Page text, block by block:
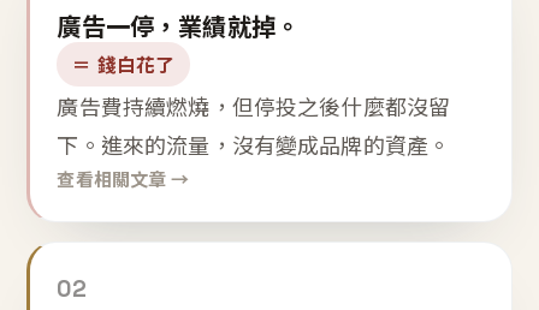
廣告一停，業績就掉。
＝ 錢白花了
廣告費持續燃燒，但停投之後什麼都沒留
下。進來的流量，沒有變成品牌的資產。
查看相關文章 →
02